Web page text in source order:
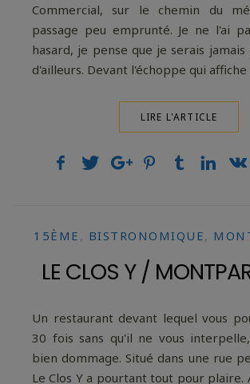
Commercial, sur le chemin du
passage peu emprunté. Je ne l'ai
hasard, je pense que je serais jamais
d'ailleurs. Devant l'échoppe qui affiche
LIRE L'ARTICLE
15ÈME , BISTRONOMIQUE,
LE CLOS Y /
Un restaurant devant lequel vous
30 fois sans qu'il ne vous
bien dommage. Situé dans une rue
Le Clos Y a pourtant tout pour plaire.